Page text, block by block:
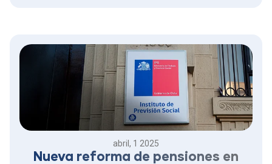
abril, 1 2025
Nueva reforma de pensiones en